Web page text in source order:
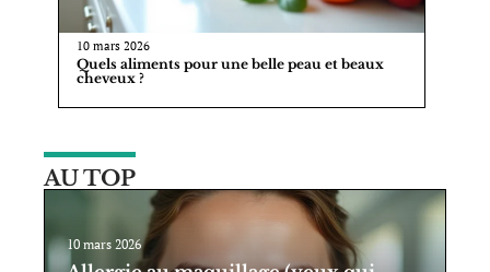
10 mars 2026
Quels aliments pour une belle peau et beaux
cheveux ?
AU TOP
10 mars 2026